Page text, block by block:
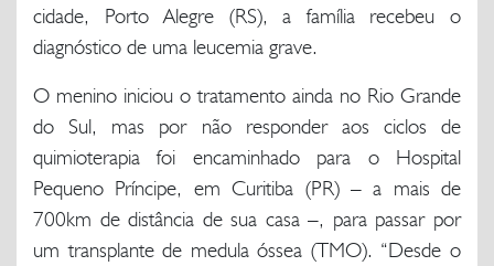
cidade, Porto Alegre (RS), a família recebeu o
diagnóstico de uma leucemia grave.
O menino iniciou o tratamento ainda no Rio Grande
do Sul, mas por não responder aos ciclos de
quimioterapia foi encaminhado para o Hospital
Pequeno Príncipe, em Curitiba (PR) – a mais de
700km de distância de sua casa –, para passar por
um transplante de medula óssea (TMO). “Desde o